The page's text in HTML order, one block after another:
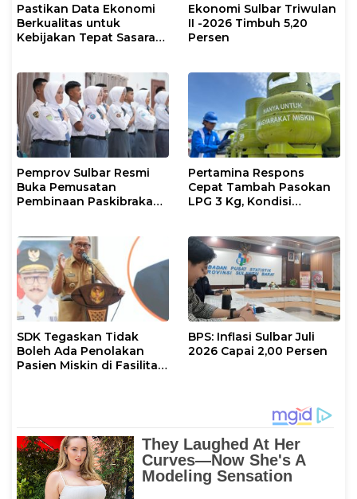
Pastikan Data Ekonomi
Berkualitas untuk
Kebijakan Tepat Sasaran,
Lapangan SE2026
Ekonomi Sulbar Triwulan
II -2026 Timbuh 5,20
Persen
Pemprov Sulbar Resmi
Buka Pemusatan
Pembinaan Paskibraka
Pertamina Respons
Cepat Tambah Pasokan
LPG 3 Kg, Kondisi
SDK Tegaskan Tidak
Boleh Ada Penolakan
Pasien Miskin di Fasilitas
BPS: Inflasi Sulbar Juli
2026 Capai 2,00 Persen